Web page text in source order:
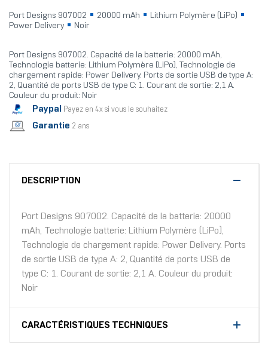
Port Designs 907002 20000 mAh
Lithium Polymère (LiPo)
Power Delivery
Noir
Port Designs 907002. Capacité de la batterie: 20000 mAh,
Technologie batterie: Lithium Polymère (LiPo), Technologie de
chargement rapide: Power Delivery. Ports de sortie USB de type A:
2, Quantité de ports USB de type C: 1. Courant de sortie: 2,1 A.
Couleur du produit: Noir
Paypal Payez en 4x si vous le souhaitez
Garantie 2 ans
DESCRIPTION
Port Designs 907002. Capacité de la batterie: 20000
mAh, Technologie batterie: Lithium Polymère (LiPo),
Technologie de chargement rapide: Power Delivery. Ports
de sortie USB de type A: 2, Quantité de ports USB de
type C: 1. Courant de sortie: 2,1 A. Couleur du produit:
Noir
CARACTÉRISTIQUES TECHNIQUES